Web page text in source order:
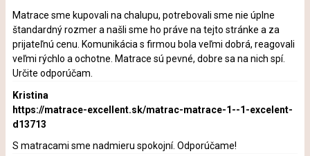
Matrace sme kupovali na chalupu, potrebovali sme nie úplne
štandardný rozmer a našli sme ho práve na tejto stránke a za
prijateľnú cenu. Komunikácia s firmou bola veľmi dobrá, reagovali
veľmi rýchlo a ochotne. Matrace sú pevné, dobre sa na nich spí.
Určite odporúčam.
Kristina
https://matrace-excellent.sk/matrac-matrace-1--1-excelent-
d13713
S matracami sme nadmieru spokojní. Odporúčame!